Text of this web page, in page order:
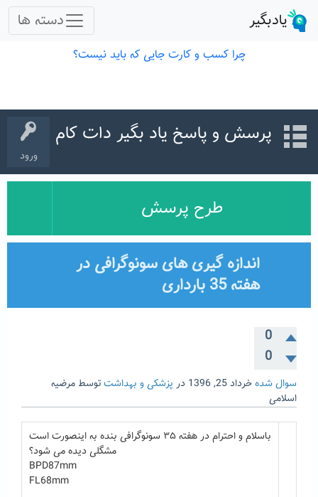
ورود
پرسش و پاسخ یاد بگیر دات کام
طرح پرسش
اندازه گیری های سونوگرافی در
هفته 35 بارداری
0
0
سوال شدهخرداد 25, 1396 در پزشکی و بهداشتتوسط مرضیه
اسلامی
باسلام و احترام در هفته ۳۵ سونوگرافی بنده به اینصورت است
مشگلی دیده می شود؟
BPD87mm
FL68mm